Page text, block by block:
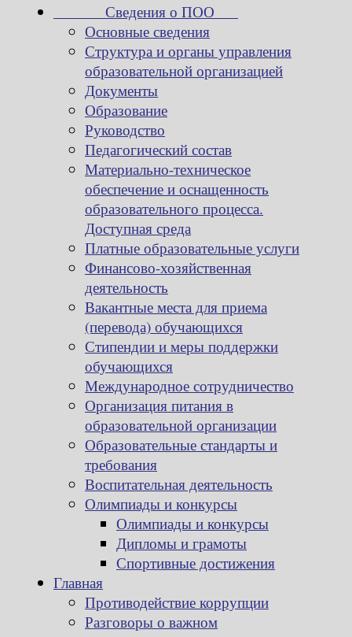
Сведения о ПОО
Основные сведения
Структура и органы управления
образовательной организацией
Документы
Образование
Руководство
Педагогический состав
Материально-техническое
обеспечение и оснащенность
образовательного процесса.
Доступная среда
Платные образовательные услуги
Финансово-хозяйственная
деятельность
Вакантные места для приема
(перевода) обучающихся
Стипендии и меры поддержки
обучающихся
Международное сотрудничество
Организация питания в
образовательной организации
Образовательные стандарты и
требования
Воспитательная деятельность
Олимпиады и конкурсы
Олимпиады и конкурсы
Дипломы и грамоты
Спортивные достижения
Главная
Противодействие коррупции
Разговоры о важном